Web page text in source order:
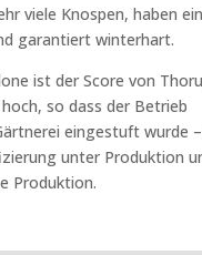
viele Knospen, haben
garantiert winterhart.
ist der Score von
so dass der Betrieb
eingestuft wurde
unter Produktion
Produktion.